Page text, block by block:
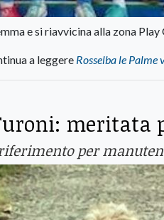
e si riavvicina alla zona Play
a leggere Rosselba le
meritata
per